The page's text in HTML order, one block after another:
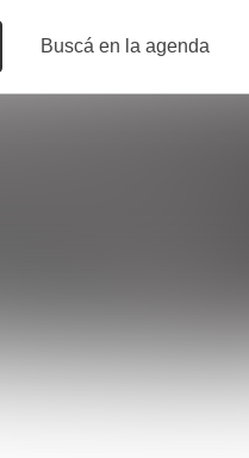
Buscá en la agenda